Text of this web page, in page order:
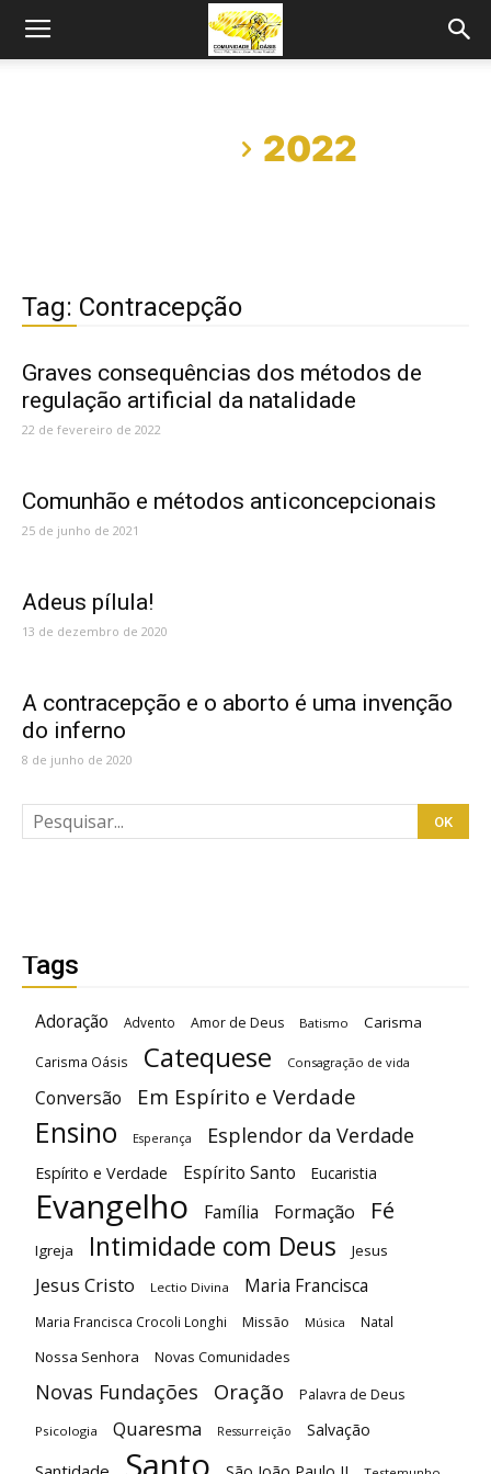
2022
Tag: Contracepção
Graves consequências dos métodos de
regulação artificial da natalidade
22 de fevereiro de 2022
Comunhão e métodos anticoncepcionais
25 de junho de 2021
Adeus pílula!
13 de dezembro de 2020
A contracepção e o aborto é uma invenção
do inferno
8 de junho de 2020
Tags
Adoração Advento Amor de Deus Batismo Carisma
Carisma Oásis Catequese Consagração de vida
Conversão Em Espírito e Verdade
Ensino Esperança Esplendor da Verdade
Espírito e Verdade Espírito Santo Eucaristia
Evangelho Família Formação Fé
Igreja Intimidade com Deus Jesus
Jesus Cristo Lectio Divina Maria Francisca
Maria Francisca Crocoli Longhi Missão Música Natal
Nossa Senhora Novas Comunidades
Novas Fundações Oração Palavra de Deus
Psicologia Quaresma Ressurreição Salvação
Santo